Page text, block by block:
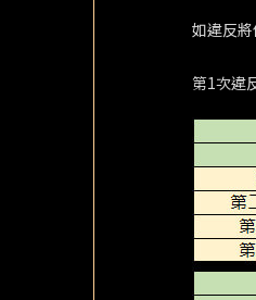
如違反
第1次違